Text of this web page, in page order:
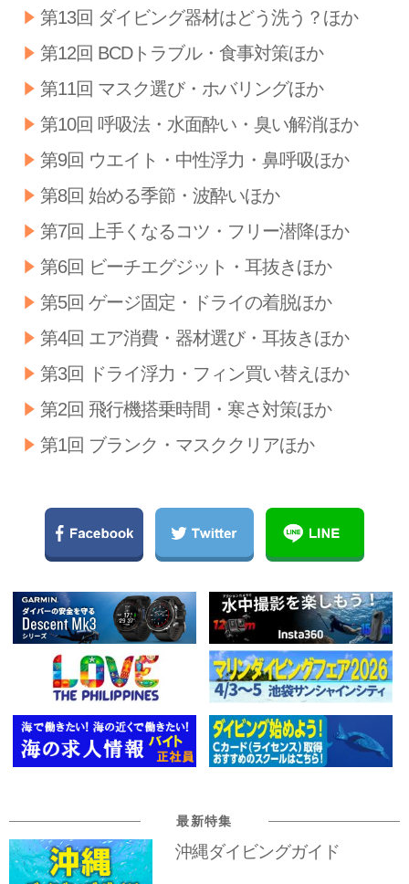
第13回 ダイビング器材はどう洗う？ほか
第12回 BCDトラブル・食事対策ほか
第11回 マスク選び・ホバリングほか
第10回 呼吸法・水面酔い・臭い解消ほか
第9回 ウエイト・中性浮力・鼻呼吸ほか
第8回 始める季節・波酔いほか
第7回 上手くなるコツ・フリー潜降ほか
第6回 ビーチエグジット・耳抜きほか
第5回 ゲージ固定・ドライの着脱ほか
第4回 エア消費・器材選び・耳抜きほか
第3回 ドライ浮力・フィン買い替えほか
第2回 飛行機搭乗時間・寒さ対策ほか
第1回 ブランク・マスククリアほか
最新特集
沖縄ダイビングガイド